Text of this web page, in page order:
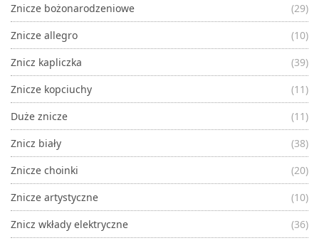
Znicze bożonarodzeniowe
(29)
Znicze allegro
(10)
Znicz kapliczka
(39)
Znicze kopciuchy
(11)
Duże znicze
(11)
Znicz biały
(38)
Znicze choinki
(20)
Znicze artystyczne
(10)
Znicz wkłady elektryczne
(36)